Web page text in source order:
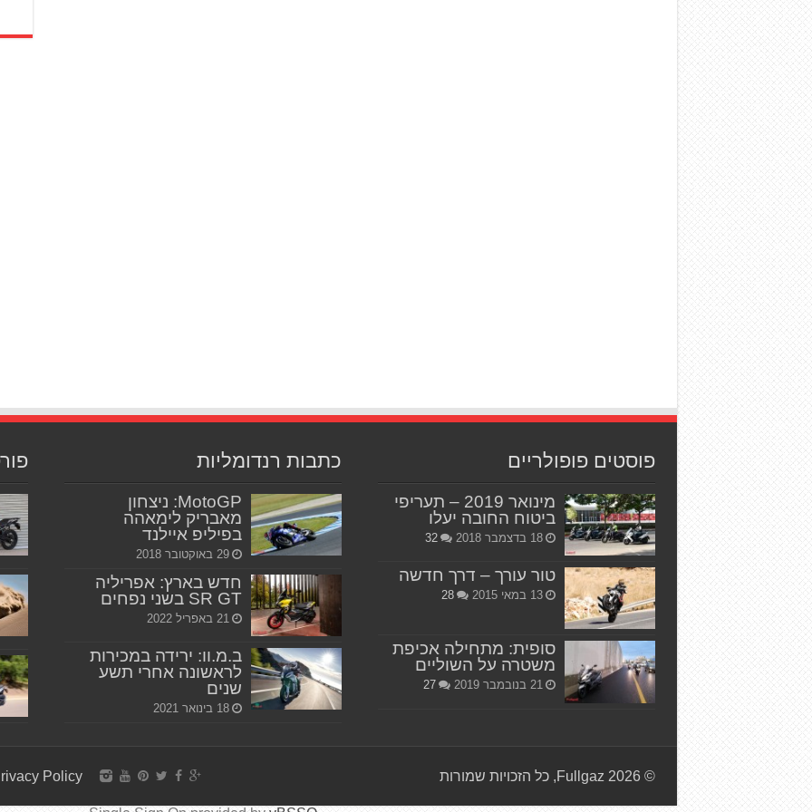
פוסטים פופולריים
מינואר 2019 – תעריפי
ביטוח החובה יעלו
18 בדצמבר 2018 32
טור עורך – דרך חדשה
13 במאי 2015 28
סופית: מתחילה אכיפת
משטרה על השוליים
21 בנובמבר 2019 27
כתבות רנדומליות
MotoGP: ניצחון
מאבריק לימאהה
בפיליפ איילנד
29 באוקטובר 2018
חדש בארץ: אפריליה
SR GT בשני נפחים
21 באפריל 2022
ב.מ.וו: ירידה במכירות
לראשונה אחרי תשע
שנים
18 בינואר 2021
Policy © Fullgaz 2026, כל הזכויות שמורות